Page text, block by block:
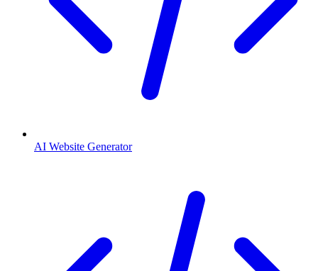
AI Website Generator